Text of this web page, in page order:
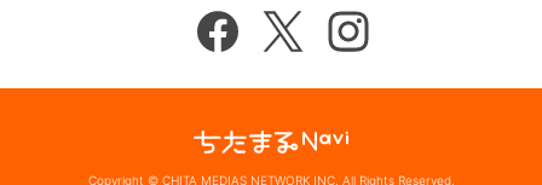
Copyright © CHITA MEDIAS NETWORK INC. All Rights Reserved.